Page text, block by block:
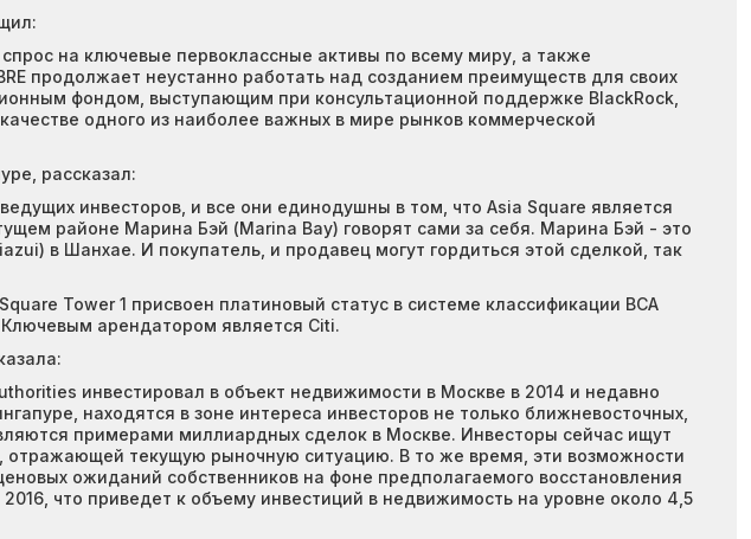
на ключевые первоклассные активы по всему миру, а также
продолжает неустанно работать над созданием преимуществ для своих
фондом, выступающим при консультационной поддержке BlackRock,
одного из наиболее важных в мире рынков коммерческой
рассказал:
инвесторов, и все они единодушны в том, что Asia Square является
районе Марина Бэй (Marina Bay) говорят сами за себя. Марина Бэй - это
в Шанхае. И покупатель, и продавец могут гордиться этой сделкой, так
Tower 1 присвоен платиновый статус в системе классификации BCA
арендатором является Citi.
инвестировал в объект недвижимости в Москве в 2014 и недавно
находятся в зоне интереса инвесторов не только ближневосточных,
примерами миллиардных сделок в Москве. Инвесторы сейчас ищут
отражающей текущую рыночную ситуацию. В то же время, эти возможности
ожиданий собственников на фоне предполагаемого восстановления
что приведет к объему инвестиций в недвижимость на уровне около 4,5